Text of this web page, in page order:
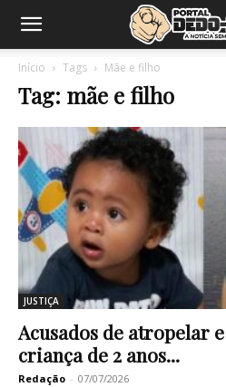
Início Tags Mãe e filho
Tag: mãe e filho
JUSTIÇA
Acusados de atropelar
criança de 2 anos...
Redação - 07/07/2026